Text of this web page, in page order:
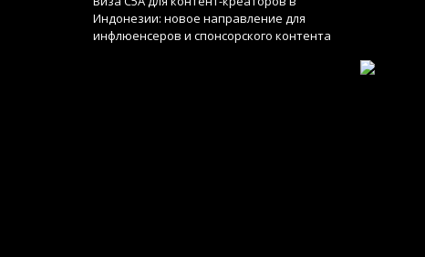
Индонезии: новое направление для
инфлюенсеров и спонсорского контента